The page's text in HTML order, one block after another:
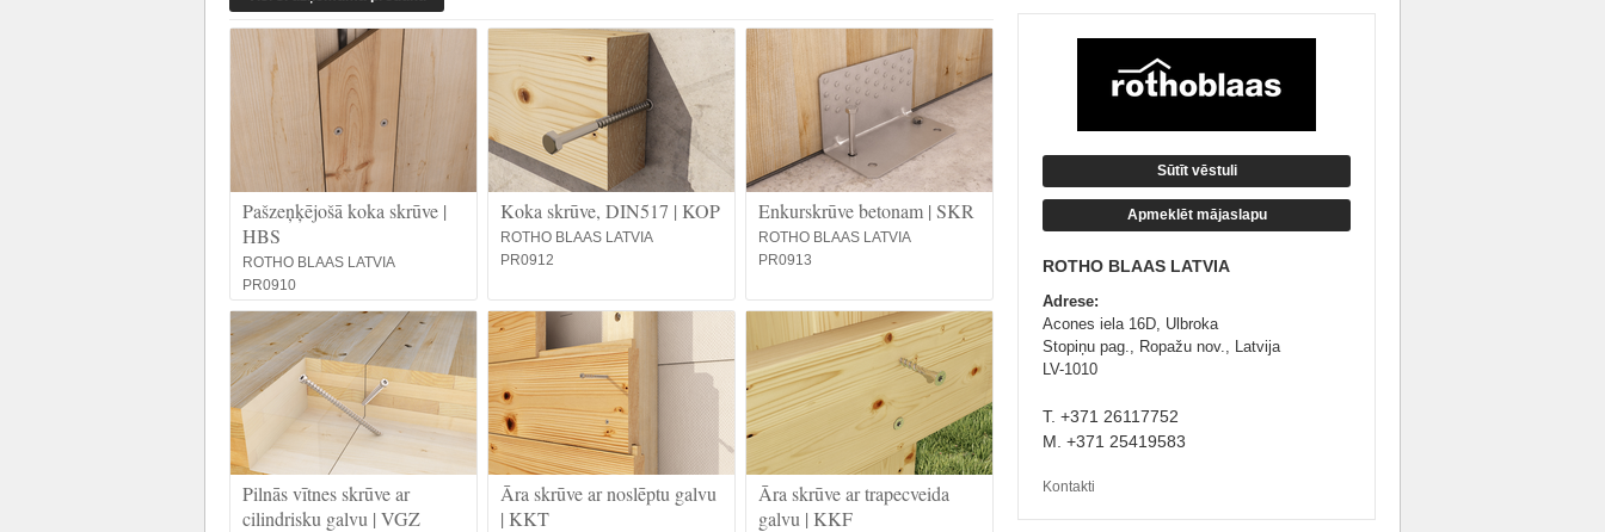
Pašzeņķējošā koka skrūve |
HBS
ROTHO BLAAS LATVIA
PR0910
Koka skrūve, DIN517 | KOP
ROTHO BLAAS LATVIA
PR0912
Enkurskrūve betonam | SKR
ROTHO BLAAS LATVIA
PR0913
Pilnās vītnes skrūve ar
cilindrisku galvu | VGZ
Āra skrūve ar noslēptu galvu
| KKT
Āra skrūve ar trapecveida
galvu | KKF
Sūtīt vēstuli
Apmeklēt mājaslapu
ROTHO BLAAS LATVIA
Adrese:
Acones iela 16D, Ulbroka
Stopiņu pag., Ropažu nov., Latvija
LV-1010
T. +371 26117752
M. +371 25419583
Kontakti